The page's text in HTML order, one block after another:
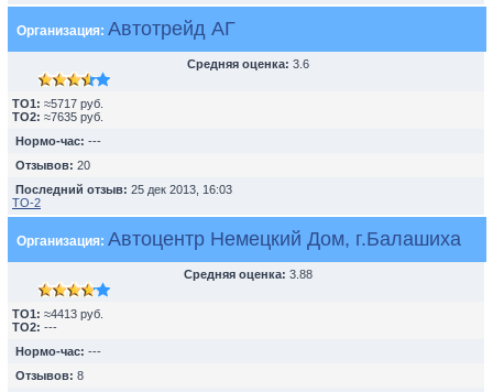
Организация: Автотрейд АГ
Средняя оценка: 3.6
TO1: ≈5717 руб.
TO2: ≈7635 руб.
Нормо-час: ---
Отзывов: 20
Последний отзыв: 25 дек 2013, 16:03
ТО-2
Организация: Автоцентр Немецкий Дом, г.Балашиха
Средняя оценка: 3.88
TO1: ≈4413 руб.
TO2: ---
Нормо-час: ---
Отзывов: 8